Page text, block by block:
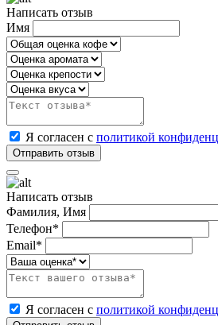
Написать отзыв
Имя
Я согласен с политикой
Написать отзыв
Фамилия, Имя
Телефон*
Email*
Я согласен с политикой